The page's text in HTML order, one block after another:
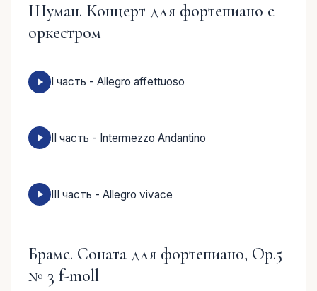
Шуман. Концерт для фортепиано с
оркестром
I часть - Allegro affettuoso
II часть - Intermezzo Andantino
III часть - Allegro vivace
Брамс. Соната для фортепиано, Ор.5
№ 3 f-moll